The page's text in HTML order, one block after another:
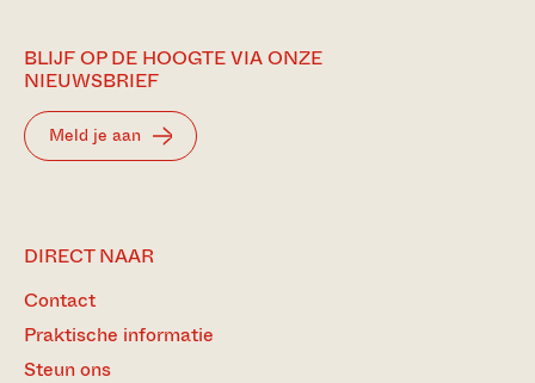
BLIJF OP DE HOOGTE VIA ONZE
NIEUWSBRIEF
Meld je aan
DIRECT NAAR
Contact
Praktische informatie
Steun ons